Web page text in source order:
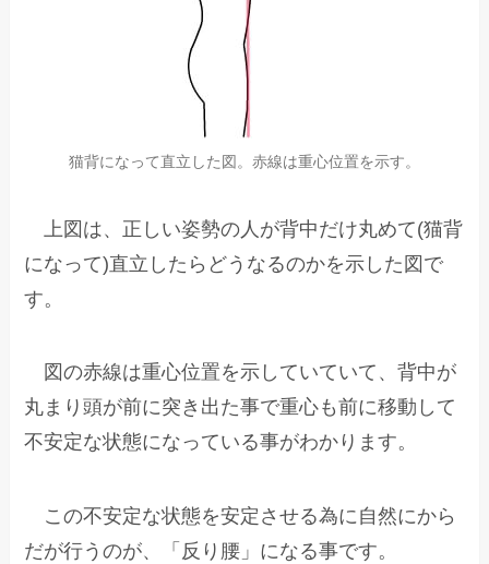
猫背になって直立した図。赤線は重心位置を示す。
上図は、正しい姿勢の人が背中だけ丸めて(猫背
になって)直立したらどうなるのかを示した図で
す。
図の赤線は重心位置を示していていて、背中が
丸まり頭が前に突き出た事で重心も前に移動して
不安定な状態になっている事がわかります。
この不安定な状態を安定させる為に自然にから
だが行うのが、「反り腰」になる事です。